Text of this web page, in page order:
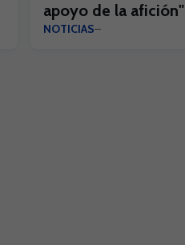
apoyo de la afición"
NOTICIAS